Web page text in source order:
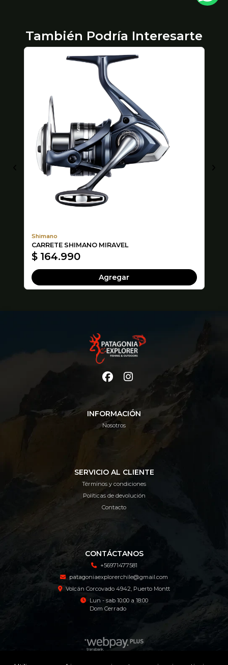
También Podría Interesarte
Shimano
CARRETE SHIMANO MIRAVEL
$ 164.990
Agregar
INFORMACIÓN
Nosotros
SERVICIO AL CLIENTE
Términos y condiciones
Políticas de devolución
Contacto
CONTÁCTANOS
+56971477581
patagoniaexplorerchile@gmail.com
Volcán Corcovado 4942, Puerto Montt
Lun - sab 10:00 a 18:00
Dom Cerrado